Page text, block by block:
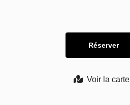
Voir la carte